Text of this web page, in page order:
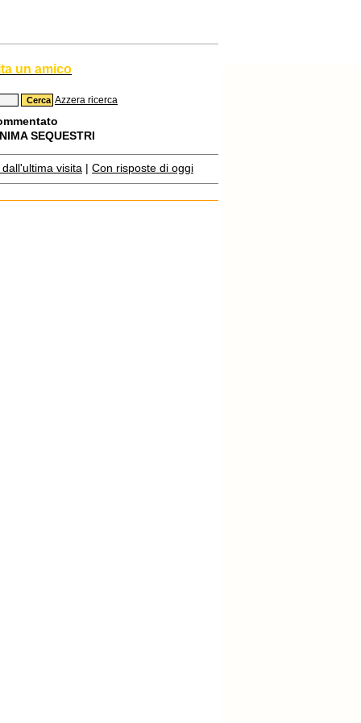
un amico
Azzera ricerca
SEQUESTRI
visita | Con risposte di oggi